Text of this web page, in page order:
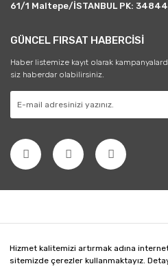
Hizmet kalitemizi artırmak adına
sitemizde çerezler kullanmaktayız.
61/1 Maltepe/İSTANBUL PK: 34844
GÜNCEL FIRSAT HABERCİSİ
Haber listemize kayıt olarak
siz haberdar olabilirsiniz.